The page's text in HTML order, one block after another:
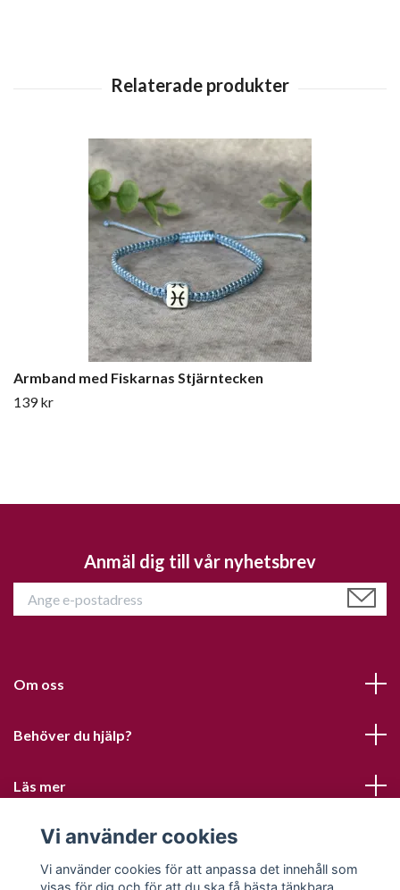
Armband med Fiskarnas Stjärntecken
139 kr
Anmäl dig till vår nyhetsbrev
Om oss
Behöver du hjälp?
Läs mer
Sociala medier
Vi använder cookies
Vi använder cookies för att anpassa det innehåll som
visas för dig och för att du ska få bästa tänkbara